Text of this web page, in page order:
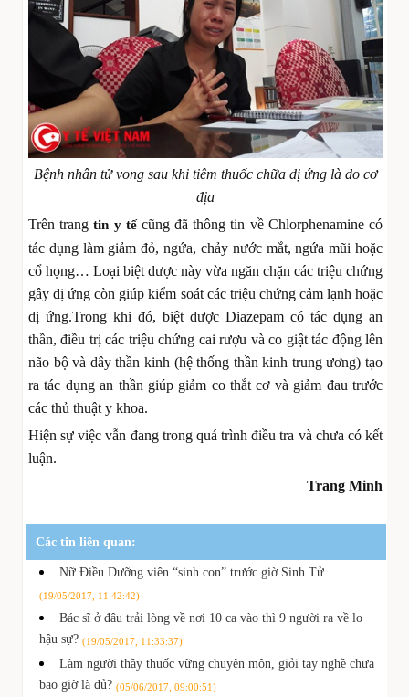
Bệnh nhân tử vong sau khi tiêm thuốc chữa dị ứng là do cơ
địa
Trên trangtin y tếcũng đã thông tin về Chlorphenamine có
tác dụng làm giảm đỏ, ngứa, chảy nước mắt, ngứa mũi hoặc
cổ họng… Loại biệt dược này vừa ngăn chặn các triệu chứng
gây dị ứng còn giúp kiểm soát các triệu chứng cảm lạnh hoặc
dị ứng.Trong khi đó, biệt dược Diazepam có tác dụng an
thần, điều trị các triệu chứng cai rượu và co giật tác động lên
não bộ và dây thần kinh (hệ thống thần kinh trung ương) tạo
ra tác dụng an thần giúp giảm co thắt cơ và giảm đau trước
các thủ thuật y khoa.
Hiện sự việc vẫn đang trong quá trình điều tra và chưa có kết
luận.
Trang Minh
Các tin liên quan:
Nữ Điều Dưỡng viên “sinh con” trước giờ Sinh Tử
(19/05/2017, 11:42:42)
Bác sĩ ở đâu trải lòng về nơi 10 ca vào thì 9 người ra về lo
hậu sự? (19/05/2017, 11:33:37)
Làm người thầy thuốc vững chuyên môn, giỏi tay nghề chưa
bao giờ là đủ? (05/06/2017, 09:00:51)